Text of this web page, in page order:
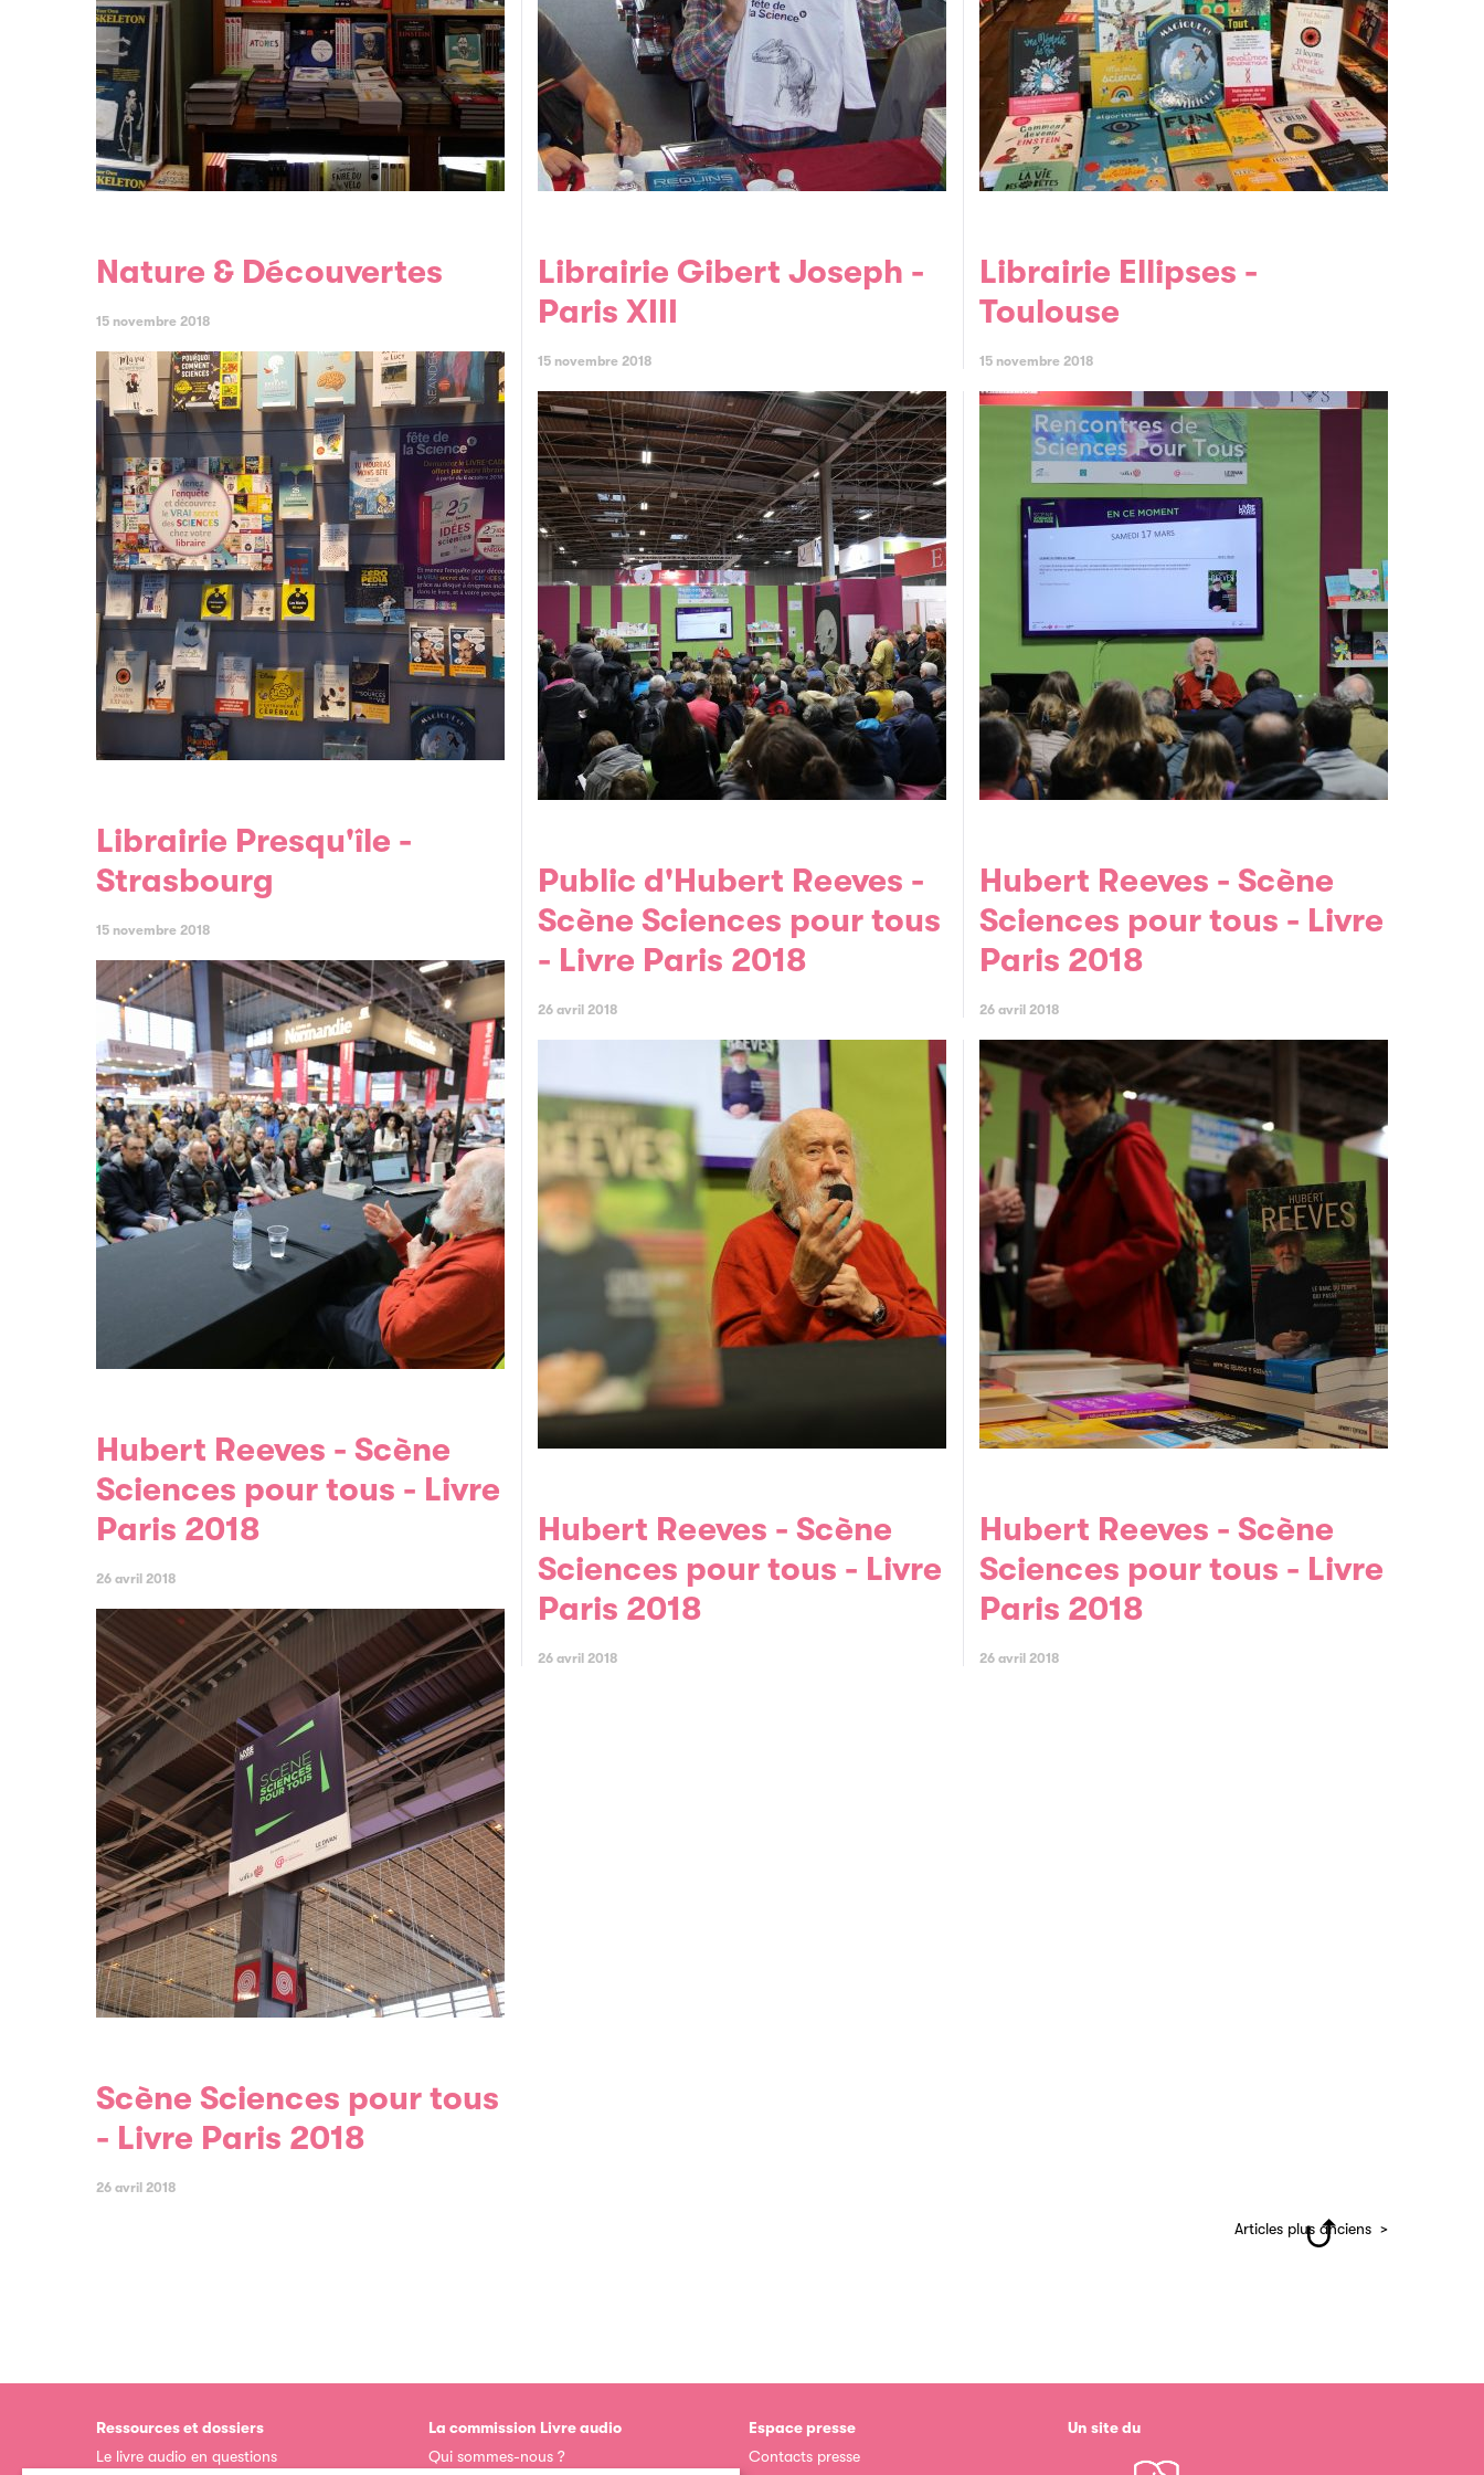
Nature & Découvertes
15 novembre 2018
Librairie Gibert Joseph -
Paris XIII
15 novembre 2018
Librairie Ellipses -
Toulouse
15 novembre 2018
Librairie Presqu'île -
Strasbourg
15 novembre 2018
Public d'Hubert Reeves -
Scène Sciences pour tous
- Livre Paris 2018
26 avril 2018
Hubert Reeves - Scène
Sciences pour tous - Livre
Paris 2018
26 avril 2018
Hubert Reeves - Scène
Sciences pour tous - Livre
Paris 2018
26 avril 2018
Hubert Reeves - Scène
Sciences pour tous - Livre
Paris 2018
26 avril 2018
Hubert Reeves - Scène
Sciences pour tous - Livre
Paris 2018
26 avril 2018
Scène Sciences pour tous
- Livre Paris 2018
26 avril 2018
Articles plus anciens
Ressources et dossiers
Le livre audio en questions
La commission Livre audio
Qui sommes-nous ?
Espace presse
Contacts presse
Un site du